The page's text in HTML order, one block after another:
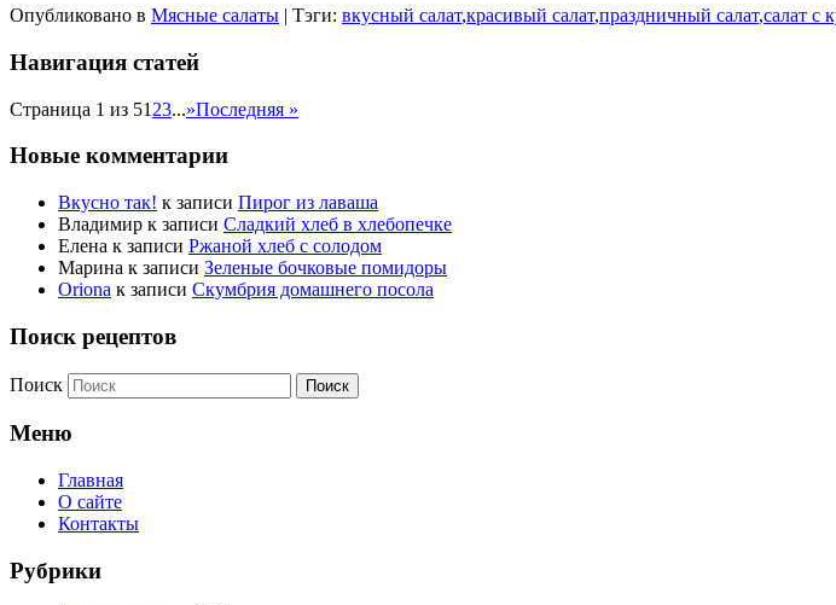
Опубликовано в Мясные салаты | Тэги: вкусный салат,красивый салат,праздничный салат,салат с
Навигация статей
Страница 1 из 51 23...»Последняя »
Новые комментарии
Вкусно так! к записи Пирог из лаваша
Владимир к записи Сладкий хлеб в хлебопечке
Елена к записи Ржаной хлеб с солодом
Марина к записи Зеленые бочковые помидоры
Oriona к записи Скумбрия домашнего посола
Поиск рецептов
Поиск
Меню
Главная
О сайте
Контакты
Рубрики